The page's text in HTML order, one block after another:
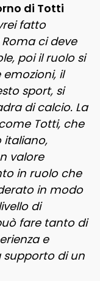
di Totti
fatto
ci deve
poi il ruolo si
il
sport, si
di calcio. La
Totti, che
italiano,
valore
in ruolo che
in modo
di
fare tanto di
e
supporto di un